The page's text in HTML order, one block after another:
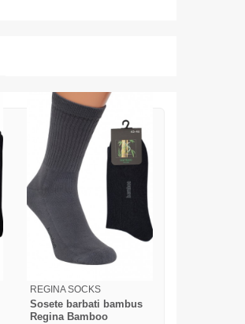
REGINA SOCKS
Sosete barbati bambus
Regina Bamboo